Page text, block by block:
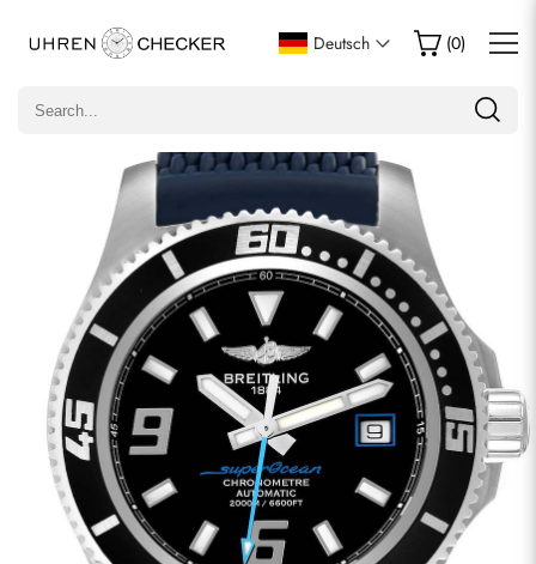
Deutsch (0)
Eine Bewertung schreiben
Nur Kunden, die diesen Artikel gekauft haben, dürfen eine
Kommentare